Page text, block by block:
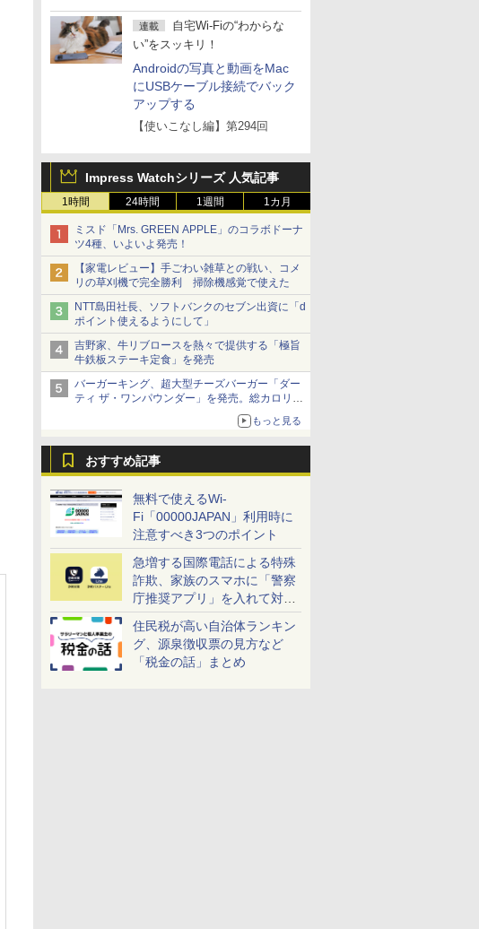
連載
自宅Wi-Fiの“わからな
い”をスッキリ！
Androidの写真と動画をMac
にUSBケーブル接続でバック
アップする
【使いこなし編】第294回
Impress Watchシリーズ 人気記事
1時間 24時間 1週間 1カ月
ミスド「Mrs. GREEN APPLE」のコラボドーナ
ツ4種、いよいよ発売！
【家電レビュー】手ごわい雑草との戦い、コメ
リの草刈機で完全勝利 掃除機感覚で使えた
NTT島田社長、ソフトバンクのセブン出資に「d
ポイント使えるようにして」
吉野家、牛リブロースを熱々で提供する「極旨
牛鉄板ステーキ定食」を発売
バーガーキング、超大型チーズバーガー「ダー
ティ ザ・ワンパウンダー」を発売。総カロリー
もっと見る
おすすめ記事
無料で使えるWi-
Fi「00000JAPAN」利用時に
注意すべき3つのポイント
急増する国際電話による特殊
詐欺、家族のスマホに「警察
庁推奨アプリ」を入れて対策
しよう！
住民税が高い自治体ランキン
グ、源泉徴収票の見方など
「税金の話」まとめ